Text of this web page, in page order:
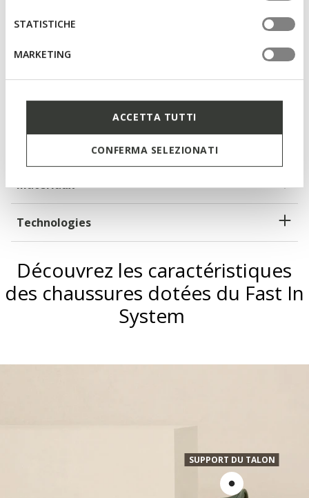
STATISTICHE
MARKETING
ACCETTA TUTTI
CONFERMA SELEZIONATI
Fast In System : enfilage facile et rapide sans les mains
Lacets élastiques pour ajuster le chaussant; Semelle
Matériaux
Technologies
Découvrez les caractéristiques
des chaussures dotées du Fast In
System
SUPPORT DU TALON